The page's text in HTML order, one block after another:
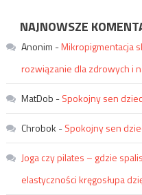
NAJNOWSZE
Anonim -Mikropigmentacja
rozwiązanie dla zdrowych i
MatDob -Spokojny sen
Chrobok -Spokojny sen
Joga czy pilates – gdzie
elastyczności kręgosłupa